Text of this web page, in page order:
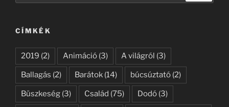
CÍMKÉK
2019 (2) Animáció (3) A világról (3)
Ballagás (2) Barátok (14) búcsúztató (2)
Büszkeség (3) Család (75) Dodó (3)